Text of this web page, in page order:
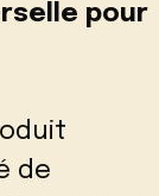
pour
de